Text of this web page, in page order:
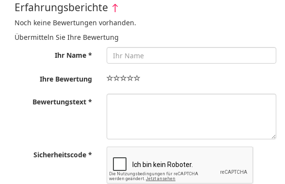
Erfahrungsberichte ↑
Noch keine Bewertungen vorhanden.
Übermitteln Sie Ihre Bewertung
Ihr Name *
Ihre Bewertung
Bewertungstext *
Sicherheitscode *